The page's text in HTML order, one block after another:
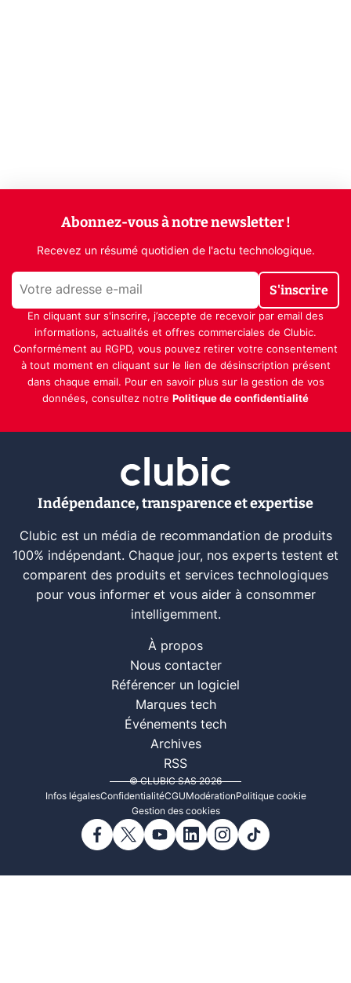
Abonnez-vous à notre newsletter !
Recevez un résumé quotidien de l'actu technologique.
S'inscrire
En cliquant sur s'inscrire, j’accepte de recevoir par email des
informations, actualités et offres commerciales de Clubic.
Conformément au RGPD, vous pouvez retirer votre consentement
à tout moment en cliquant sur le lien de désinscription présent
dans chaque email. Pour en savoir plus sur la gestion de vos
données, consultez notre Politique de confidentialité
Indépendance, transparence et expertise
Clubic est un média de recommandation de produits
100% indépendant. Chaque jour, nos experts testent et
comparent des produits et services technologiques
pour vous informer et vous aider à consommer
intelligemment.
À propos
Nous contacter
Référencer un logiciel
Marques tech
Événements tech
Archives
RSS
© CLUBIC SAS 2026
Infos légalesConfidentialitéCGUModérationPolitique cookie
Gestion des cookies